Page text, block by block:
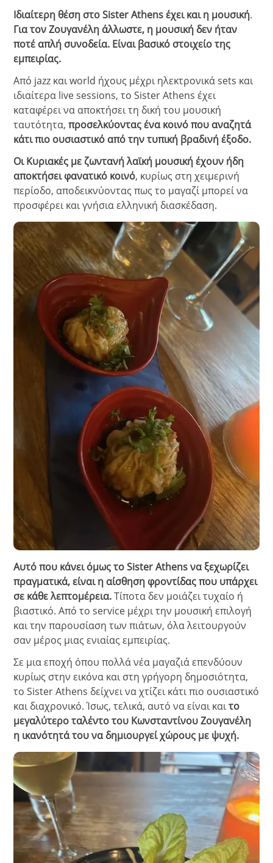
Ιδιαίτερη θέση στο Sister Αthens έχει και η μουσική.
Για τον Ζουγανέλη άλλωστε, η μουσική δεν ήταν
ποτέ απλή συνοδεία. Είναι βασικό στοιχείο της
εμπειρίας.
Από jazz και world ήχους μέχρι ηλεκτρονικά sets και
ιδιαίτερα live sessions, το Sister Athens έχει
καταφέρει να αποκτήσει τη δική του μουσική
ταυτότητα,προσελκύοντας ένα κοινό που αναζητά
κάτι πιο ουσιαστικό από την τυπική βραδινή έξοδο.
Οι Κυριακές με ζωντανή λαϊκή μουσική έχουν ήδη
αποκτήσει φανατικό κοινό, κυρίως στη χειμερινή
περίοδο, αποδεικνύοντας πως το μαγαζί μπορεί να
προσφέρει και γνήσια ελληνική διασκέδαση.
Αυτό που κάνει όμως το Sister Athens να ξεχωρίζει
πραγματικά, είναι η αίσθηση φροντίδας που υπάρχει
σε κάθε λεπτομέρεια.Τίποτα δεν μοιάζει τυχαίο ή
βιαστικό. Από το service μέχρι την μουσική επιλογή
και την παρουσίαση των πιάτων, όλα λειτουργούν
σαν μέρος μιας ενιαίας εμπειρίας.
Σε μια εποχή όπου πολλά νέα μαγαζιά επενδύουν
κυρίως στην εικόνα και στη γρήγορη δημοσιότητα,
το Sister Athens δείχνει να χτίζει κάτι πιο ουσιαστικό
και διαχρονικό.Ίσως, τελικά, αυτό να είναι καιτο
μεγαλύτερο ταλέντο του Κωνσταντίνου Ζουγανέλη
η ικανότητά του να δημιουργεί χώρους με ψυχή.